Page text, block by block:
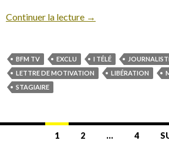
Continuer la lecture →
BFM TV EXCLU I TÉLÉ
LETTRE DE MOTIVATION
LIBÉRATION
STAGIAIRE
1 2 … 4